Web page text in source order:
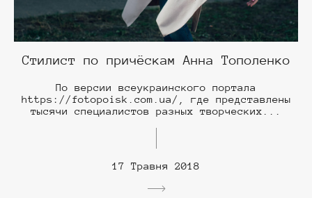
Стилист по причёскам Анна Тополенко
По версии всеукраинского портала
https://fotopoisk.com.ua/, где представлены
тысячи специалистов разных творческих...
17 Травня 2018